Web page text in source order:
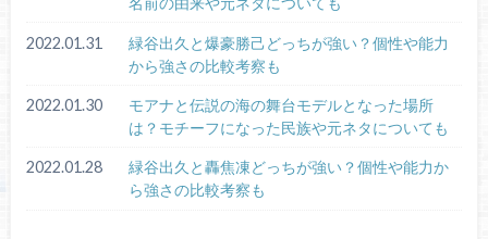
2022.01.31
緑谷出久と爆豪勝己どっちが強い？個性や能力
から強さの比較考察も
2022.01.30
モアナと伝説の海の舞台モデルとなった場所
は？モチーフになった民族や元ネタについても
2022.01.28
緑谷出久と轟焦凍どっちが強い？個性や能力か
ら強さの比較考察も